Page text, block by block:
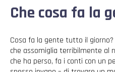
Che cosa fa la
Cosa fa la gente tutto il
che assomiglia terribilmente al
che ha perso, fa i conti con un